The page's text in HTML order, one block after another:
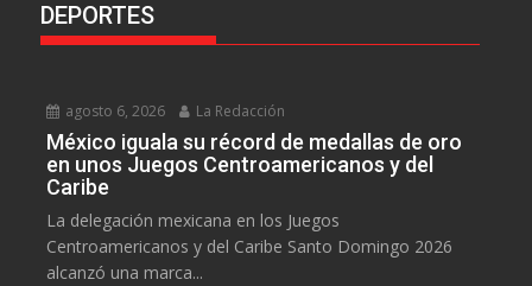
DEPORTES
agosto 6, 2026 La Redacción
México iguala su récord de medallas de oro
en unos Juegos Centroamericanos y del
Caribe
La delegación mexicana en los Juegos
Centroamericanos y del Caribe Santo Domingo 2026
alcanzó una marca...